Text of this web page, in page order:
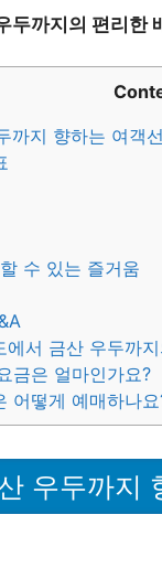
두까지의 편리한
까지 향하는 여객
수 있는 즐거움
에서 금산 우두까
금은 얼마인가요?
어떻게 예매하나
우두까지